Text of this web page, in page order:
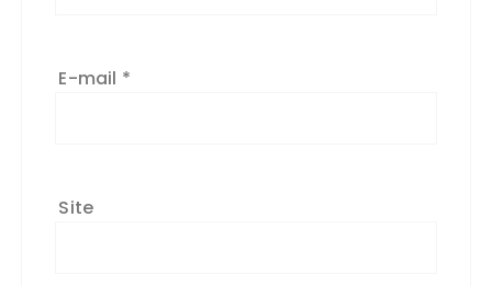
E-mail *
Site